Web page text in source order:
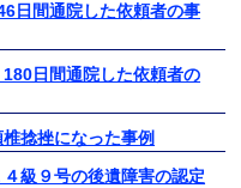
日間通院した依頼者の事
日間通院した依頼者の
捻挫になった事例
級９号の後遺障害の認定